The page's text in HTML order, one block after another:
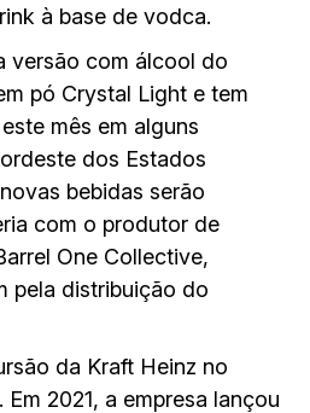
à base de vodca.
versão com álcool do
pó Crystal Light e tem
mês em alguns
dos Estados
bebidas serão
com o produtor de
One Collective,
pela distribuição do
da Kraft Heinz no
2021, a empresa lançou